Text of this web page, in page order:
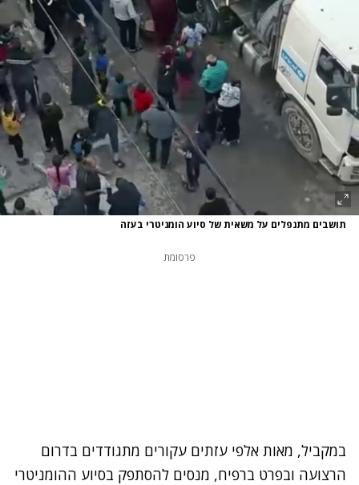
תושבים מתנפלים על משאית של סיוע הומניטרי בעזה
פרסומת
במקביל, מאות אלפי עזתים עקורים מתגודדים בדרום
הרצועה ובפרט ברפיח, מנסים להסתפק בסיוע ההומניטרי